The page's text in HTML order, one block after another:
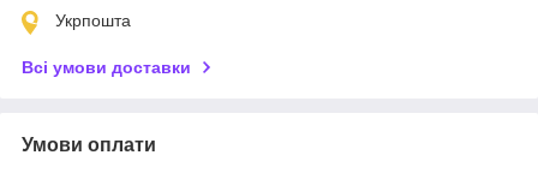
Укрпошта
Всі умови доставки
Умови оплати